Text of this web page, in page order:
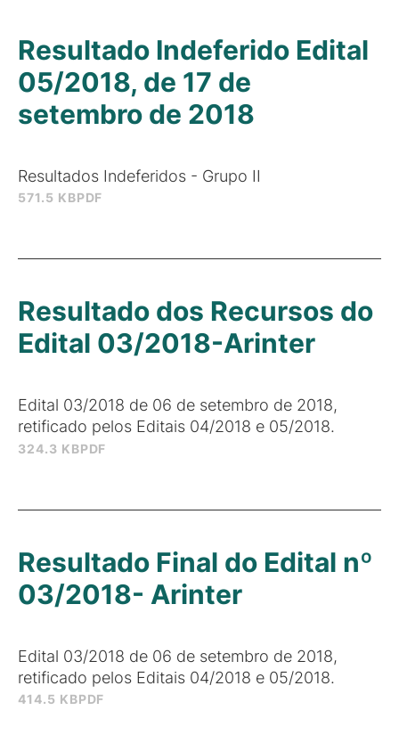
571.5 KBPDF
Resultado Indeferido Edital
05/2018, de 17 de
setembro de 2018
Resultados Indeferidos - Grupo II
324.3 KBPDF
Resultado dos Recursos do
Edital 03/2018-Arinter
Edital 03/2018 de 06 de setembro de 2018,
retificado pelos Editais 04/2018 e 05/2018.
414.5 KBPDF
Resultado Final do Edital nº
03/2018- Arinter
Edital 03/2018 de 06 de setembro de 2018,
retificado pelos Editais 04/2018 e 05/2018.